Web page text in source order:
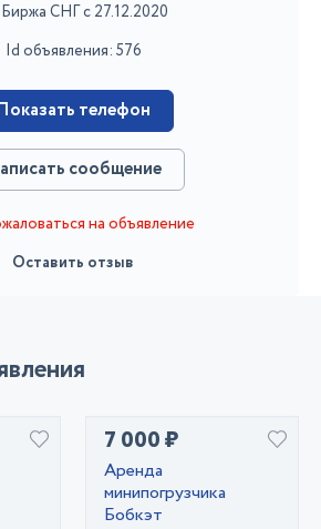
СНГ с 27.12.2020
Id объявления: 576
телефон
сообщение
на объявление
Оставить отзыв
7 000 ₽
Аренда
минипогрузчика
Бобкэт